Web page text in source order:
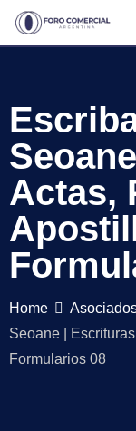
Skip
Actas,
Home
Seoane |
Formularios 08